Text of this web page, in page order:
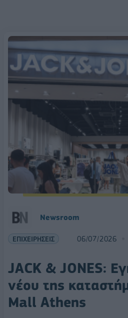
Νewsroom
ΕΠΙΧΕΙΡΗΣΕΙΣ 06/07/2026
JACK & JONES:
νέου της
Mall Athens